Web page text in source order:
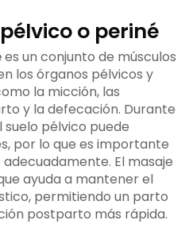
o periné
es un conjunto de músculos
los órganos pélvicos y
la micción, las
y la defecación. Durante
pélvico puede
por lo que es importante
El masaje
ayuda a mantener el
permitiendo un parto
postparto más rápida.